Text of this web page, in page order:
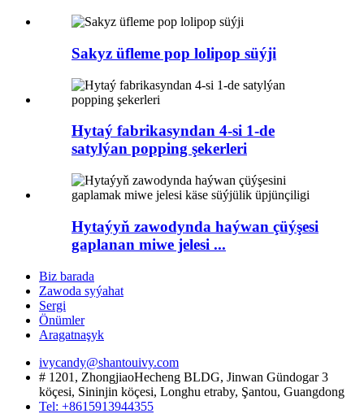
Sakyz üfleme pop lolipop süýji
Hytaý fabrikasyndan 4-si 1-de
satylýan popping şekerleri
Hytaýyň zawodynda haýwan çüýşesi
gaplanan miwe jelesi ...
Biz barada
Zawoda syýahat
Sergi
Önümler
Aragatnaşyk
ivycandy@shantouivy.com
# 1201, ZhongjiaoHecheng BLDG, Jinwan Gündogar 3
köçesi, Sininjin köçesi, Longhu etraby, Şantou, Guangdong
Tel: +8615913944355